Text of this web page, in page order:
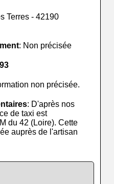
Terres - 42190
: Non précisée
non précisée.
: D'après nos
de taxi est
du 42 (Loire). Cette
auprès de l'artisan